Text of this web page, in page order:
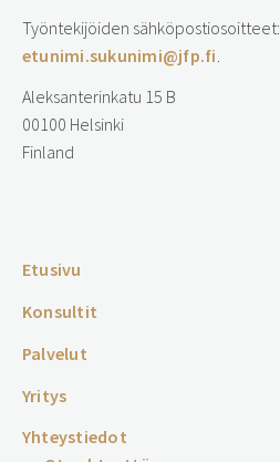
Työntekijöiden sähköpostiosoitteet:
etunimi.sukunimi@jfp.fi.
Aleksanterinkatu 15 B
00100 Helsinki
Finland
Etusivu
Konsultit
Palvelut
Yritys
Yhteystiedot